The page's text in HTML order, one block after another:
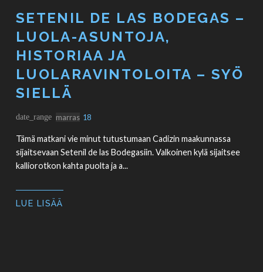
SETENIL DE LAS BODEGAS –
LUOLA-ASUNTOJA,
HISTORIAA JA
LUOLARAVINTOLOITA – SYÖ
SIELLÄ
date_range marras 18
Tämä matkani vie minut tutustumaan Cadizin maakunnassa
sijaitsevaan Setenil de las Bodegasiin. Valkoinen kylä sijaitsee
kalliorotkon kahta puolta ja a...
LUE LISÄÄ